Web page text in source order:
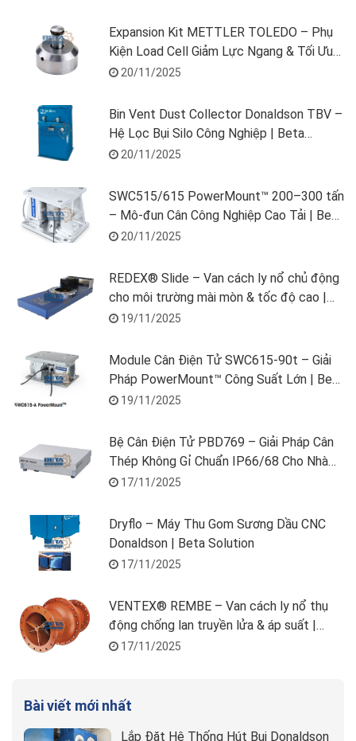
Expansion Kit METTLER TOLEDO – Phụ
Kiện Load Cell Giảm Lực Ngang & Tối Ưu
Độ Chính Xác | Beta Solution
20/11/2025
Bin Vent Dust Collector Donaldson TBV –
Hệ Lọc Bụi Silo Công Nghiệp | Beta
Solution
20/11/2025
SWC515/615 PowerMount™ 200–300 tấn
– Mô-đun Cân Công Nghiệp Cao Tải | Beta
Solution
20/11/2025
REDEX® Slide – Van cách ly nổ chủ động
cho môi trường mài mòn & tốc độ cao |
Beta Solution
19/11/2025
Module Cân Điện Tử SWC615-90t – Giải
Pháp PowerMount™ Công Suất Lớn | Beta
Solution
19/11/2025
Bệ Cân Điện Tử PBD769 – Giải Pháp Cân
Thép Không Gỉ Chuẩn IP66/68 Cho Nhà
Máy | Beta Solution
17/11/2025
Dryflo – Máy Thu Gom Sương Dầu CNC
Donaldson | Beta Solution
17/11/2025
VENTEX® REMBE – Van cách ly nổ thụ
động chống lan truyền lửa & áp suất |
Beta Solution
17/11/2025
Bài viết mới nhất
Lắp Đặt Hệ Thống Hút Bụi Donaldson